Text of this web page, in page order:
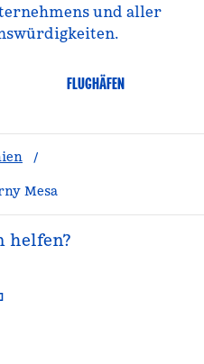
und aller
FLUGHÄFEN
/
Mesa
helfen?
,